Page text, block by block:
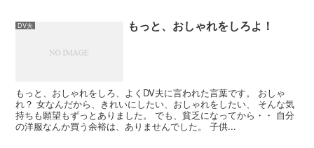
DV夫 もっと、おしゃれをしろよ！
もっと、おしゃれをしろ、よくDV夫に言われた言葉です。 おしゃ
れ？ 女なんだから、きれいにしたい、おしゃれをしたい、 そんな気
持ちも願望もずっとありました。 でも、貧乏になってから・・ 自分
の洋服なんか買う余裕は、ありませんでした。 子供...